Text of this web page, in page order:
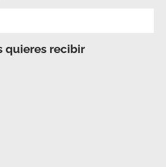
quieres recibir